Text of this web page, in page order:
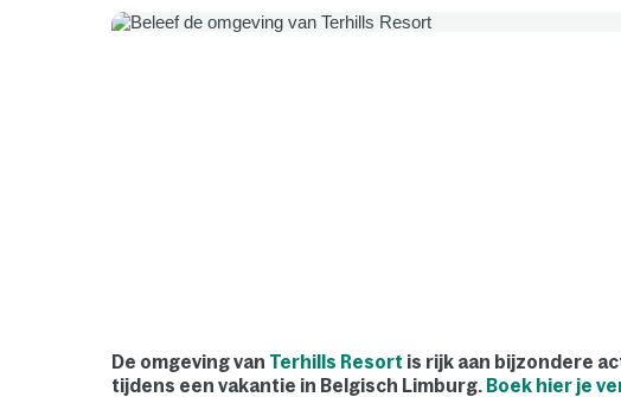
De omgeving van Terhills Resort is rijk aan bijzondere
tijdens een vakantie in Belgisch Limburg. Boek hier je